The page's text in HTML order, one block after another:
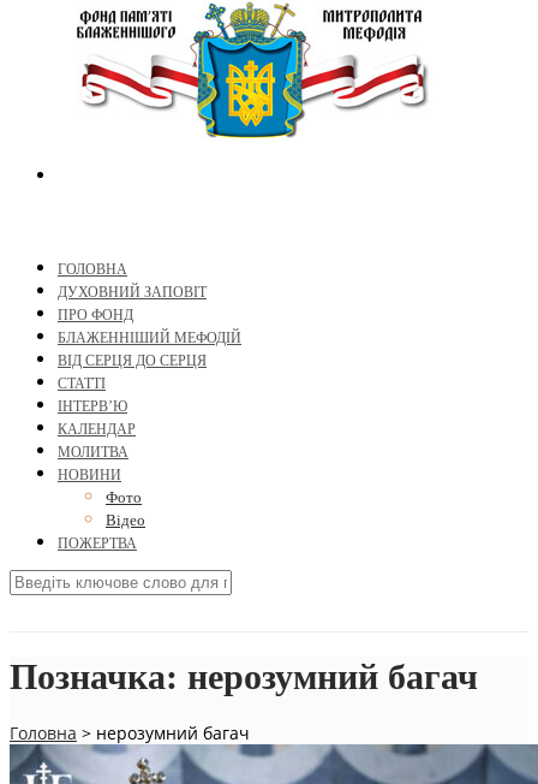
ГОЛОВНА
ДУХОВНИЙ ЗАПОВІТ
ПРО ФОНД
БЛАЖЕННІШИЙ МЕФОДІЙ
ВІД СЕРЦЯ ДО СЕРЦЯ
СТАТТІ
ІНТЕРВ’Ю
КАЛЕНДАР
МОЛИТВА
НОВИНИ
Фото
Відео
ПОЖЕРТВА
Позначка: нерозумний багач
Головна > нерозумний багач